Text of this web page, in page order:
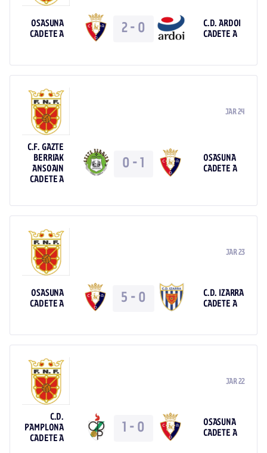
OSASUNA
CADETE A
2- 0
C.D. ARDOI
CADETE A
JAR 24
C.F. GAZTE
BERRIAK
ANSOAIN
CADETE A
0 -1
OSASUNA
CADETE A
JAR 23
OSASUNA
CADETE A
5 - 0
C.D. IZARRA
CADETE A
JAR 22
C.D.
PAMPLONA
CADETE A
1 - 0
OSASUNA
CADETE A